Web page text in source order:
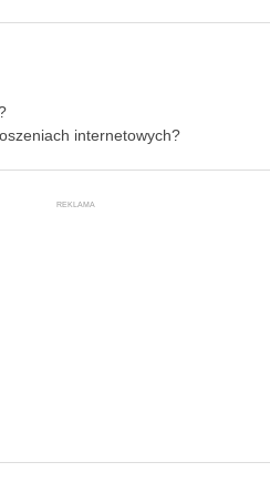
internetowych?
REKLAMA